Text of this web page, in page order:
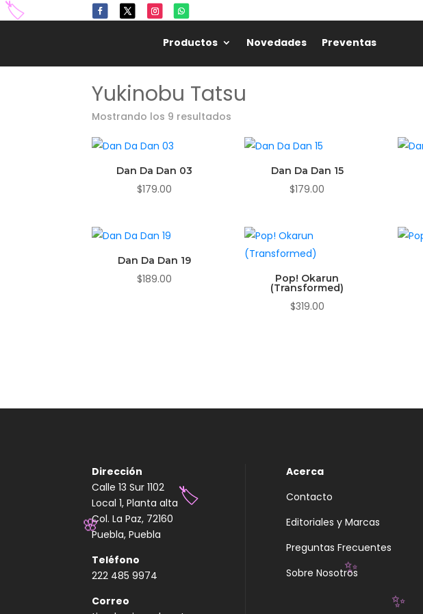
Productos Novedades Preventas
Yukinobu Tatsu
Mostrando los 9 resultados
Dan Da Dan 03
$179.00
Dan Da Dan 15
$179.00
Dan Da Dan 19
$189.00 Pop! Okarun
(Transformed)
$319.00
Dirección
Calle 13 Sur 1102
Local 1, Planta alta
Col. La Paz, 72160
Puebla, Puebla
Teléfono
222 485 9974
Correo
Acerca
Contacto
Editoriales y Marcas
Preguntas Frecuentes
Sobre Nosotros